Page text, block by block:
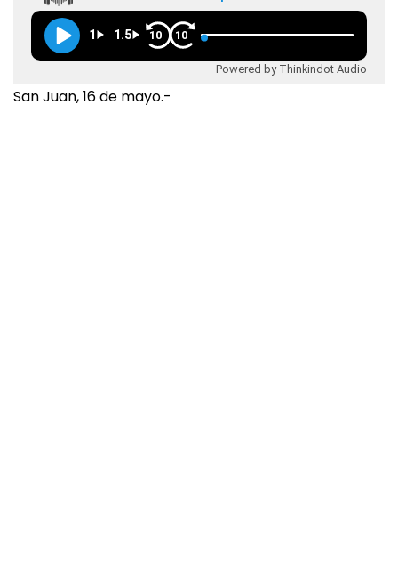
1 1.5 10 10
Powered by Thinkindot Audio
San Juan, 16 de mayo.-